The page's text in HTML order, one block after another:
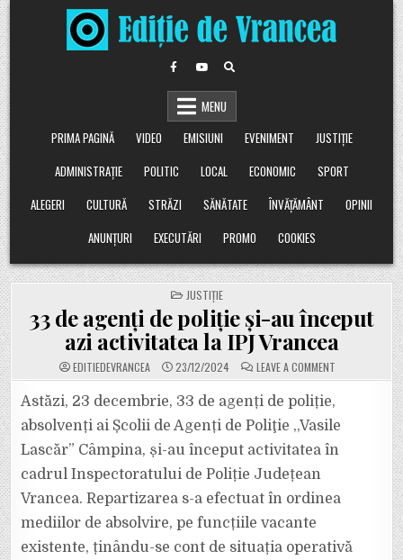
Skip
to
content
MENU
PRIMA PAGINĂ
VIDEO EMISIUNI EVENIMENT
JUSTIȚIE
ADMINISTRAȚIE
POLITIC LOCAL ECONOMIC
SPORT
ALEGERI
CULTURĂ STRĂZI SĂNĂTATE ÎNVĂȚĂMÂNT
OPINII
ANUNȚURI
EXECUTĂRI PROMO COOKIES
POSTED
IN
JUSTIȚIE
33 de agenți de poliție și-au început
azi activitatea la IPJ Vrancea
EDITIEDEVRANCEA 23/12/2024 LEAVE A COMMENTON
33
DE
POLIȚIE
ȘI-
ÎNCEPUT
IPJ
VRANCEA
Astăzi, 23 decembrie, 33 de agenți de poliție,
absolvenți ai Școlii de Agenți de Poliţie ,,Vasile
Lascăr” Câmpina, și-au început activitatea în
cadrul Inspectoratului de Poliție Județean
Vrancea. Repartizarea s-a efectuat în ordinea
mediilor de absolvire, pe funcțiile vacante
existente, ținându-se cont de situația operativă